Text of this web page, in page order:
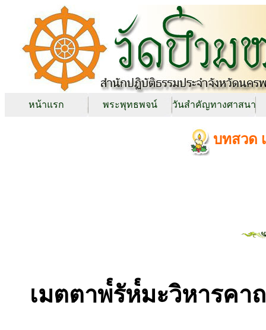
หน้าแรก พระพุทธพจน์ วันสำคัญทางศาสนา
บทสวด
เมตตาพ๎รัห๎มะวิหารคา